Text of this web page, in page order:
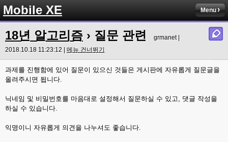
Mobile XE Menu
18년 알고리즘 › 질문 관련
grmanet |
2018.10.18 11:23:12 | 메뉴 건너뛰기
과제를 진행함에 있어 질문이 있으신 것들은 게시판에 자유롭게 질문글을
올려주시면 됩니다.
닉네임 및 비밀번호를 마음대로 설정해서 질문하실 수 있고, 댓글 작성을
하실 수 있습니다.
익명이니 자유롭게 의견을 나누셔도 좋습니다.